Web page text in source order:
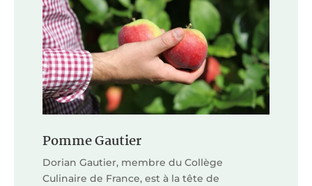
Pomme Gautier
Dorian Gautier, membre du Collège
Culinaire de France, est à la tête de